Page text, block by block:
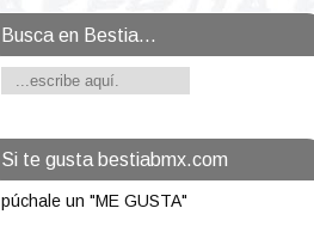
Busca en Bestia...
Si te gusta bestiabmx.com
púchale un "ME GUSTA"